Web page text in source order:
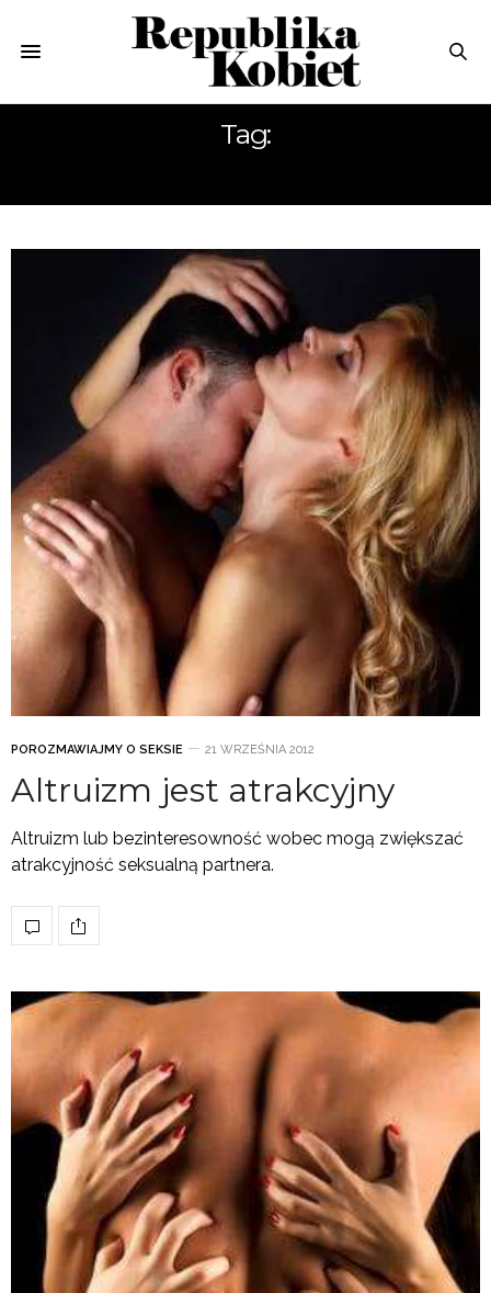
Tag:
POROZMAWIAJMY O SEKSIE 21 WRZEŚNIA 2012
Altruizm jest atrakcyjny
Altruizm lub bezinteresowność wobec mogą zwiększać
atrakcyjność seksualną partnera.